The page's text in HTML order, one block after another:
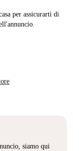
per assicurarti di
siamo qui